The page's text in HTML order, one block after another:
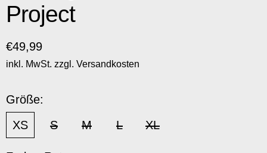
Project
Normaler Preis
€49,99
inkl. MwSt. zzgl. Versandkosten
Größe:
XS
S M L XL